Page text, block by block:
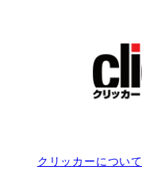
クリッカーについて